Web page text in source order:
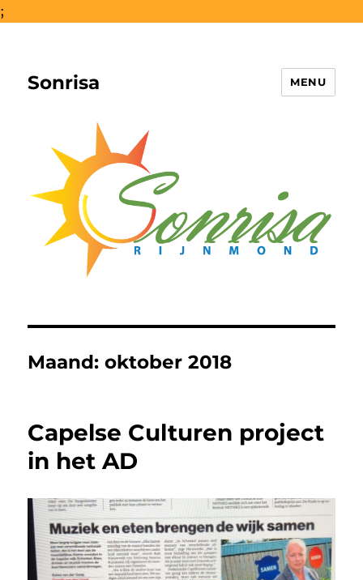
;
Sonrisa MENU
Maand:oktober 2018
Capelse Culturen project
in het AD